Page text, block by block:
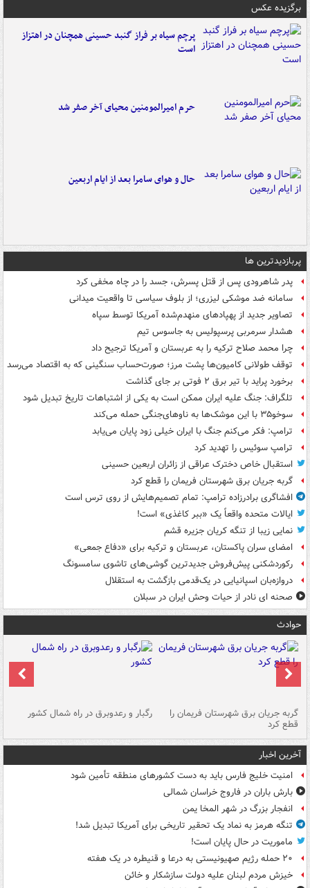
برگزیده عکس
پرچم سیاه بر فراز گنبد حسینی همچنان در اهتزاز
است
حرم امیرالمومنین محیای آخر صفر شد
حال و هوای سامرا بعد از ایام اربعین
پربازدیدترین ها
پدر شاهرودی پس از قتل پسرش، جسد را در چاه مخفی کرد
سامانه ضد موشکی لیزری؛ از بلوف سیاسی تا واقعیت میدانی
تصاویر جدید از پهپادهای منهدم‌شده آمریکا توسط سپاه
هشدار سرمربی پرسپولیس به جاسوس تیم
چرا محمد صلاح ترکیه را به عربستان و آمریکا ترجیح داد
توقف طولانی کامیون‌ها پشت مرز؛ صورت‌حساب سنگینی که به اقتصاد می‌رسد
برخورد پراید با تیر برق ۲ فوتی بر جای گذاشت
تلگراف: جنگ علیه ایران ممکن است به یکی از اشتباهات تاریخ تبدیل شود
سوخو۳۵ با این موشک‌ها به ناوهای‌جنگی حمله می‌کند
ترامپ: فکر می‌کنم جنگ با ایران خیلی زود پایان می‌یابد
ترامپ سوئیس را تهدید کرد
استقبال خاص دخترک عراقی از زائران اربعین حسینی
گربه جریان برق شهرستان فریمان را قطع کرد
افشاگری برادرزاده ترامپ: تمام تصمیم‌هایش از روی ترس است
ایالات متحده واقعاً یک «ببر کاغذی» است!
نمایی زیبا از تنگه کریان جزیره قشم
امضای سران پاکستان، عربستان و ترکیه برای «دفاع جمعی»
رکوردشکنی پیش‌فروش جدیدترین گوشی‌های تاشوی سامسونگ
دروازه‌بان اسپانیایی در یک‌قدمی بازگشت به استقلال
صحنه ای نادر از حیات وحش ایران در سبلان
حوادث
گربه جریان برق شهرستان فریمان را
قطع کرد
رگبار و رعدوبرق در راه شمال کشور
آخرین اخبار
امنیت خلیج فارس باید به دست کشورهای منطقه تأمین شود
بارش باران در فاروج خراسان شمالی
انفجار بزرگ در شهر المخا یمن
تنگه هرمز به نماد یک تحقیر تاریخی برای آمریکا تبدیل شد!
ماموریت در حال پایان است!
۲۰ حمله رژیم صهیونیستی به درعا و قنیطره در یک هفته
خیزش مردم لبنان علیه دولت سازشکار و خائن